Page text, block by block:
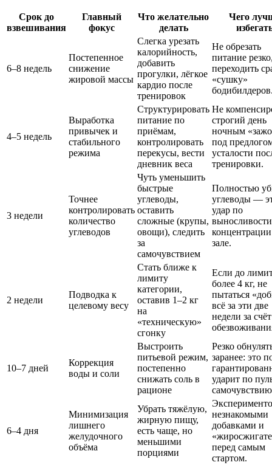
Срок до
взвешивания
Главный
фокус
Что желательно
делать
Чего
6–8 недель
Постепенное
снижение
жировой массы
Слегка урезать
калорийность,
добавить
прогулки, лёгкое
кардио после
тренировок
Не обрезать
питание
переходить
«сушку»
4–5 недель
Выработка
привычек и
стабильного
режима
Структурировать
питание по
приёмам,
контролировать
перекусы, вести
дневник веса
Не
строгий день
ночным
под
усталости
тренировки.
3 недели
Точнее
контролировать
количество
углеводов
Чуть уменьшить
быстрые
углеводы,
оставить
сложные (крупы,
овощи), следить
за
самочувствием
Полностью
углеводы —
удар по
зале.
2 недели
Подводка к
целевому весу
Стать ближе к
лимиту
категории,
оставив 1–2 кг
на
«техническую»
сгонку
Если до
более 4 кг, не
пытаться
всё за эти две
недели за счёт
10–7 дней
Коррекция
воды и соли
Выстроить
питьевой режим,
постепенно
снижать соль в
рационе
Резко
заранее: это
ударит по
6–4 дня
Минимизация
лишнего
желудочного
объёма
Убрать тяжёлую,
жирную пищу,
есть чаще, но
меньшими
порциями
незнакомыми
добавками и
перед самым
стартом.